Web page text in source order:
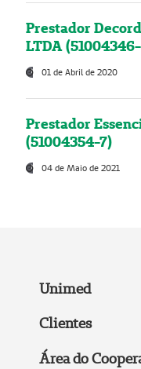
Prestador
LTDA
01 de Abril de 2020
Prestador
(51004354-7)
04 de Maio de 2021
Unimed
Clientes
Área do